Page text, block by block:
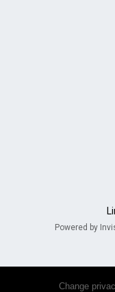
Powered by
Change